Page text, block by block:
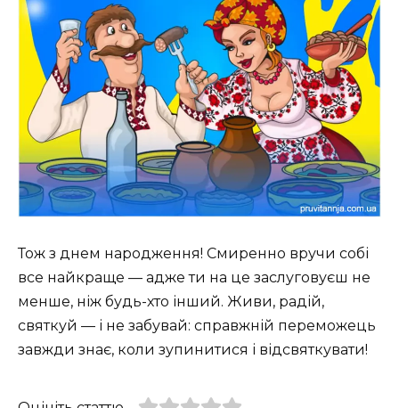
Тож з днем народження! Смиренно вручи собі
все найкраще — адже ти на це заслуговуєш не
менше, ніж будь-хто інший. Живи, радій,
святкуй — і не забувай: справжній переможець
завжди знає, коли зупинитися і відсвяткувати!